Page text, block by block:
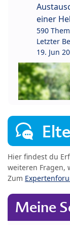
einer
590
Letzter
19. Jun
Hier findest du
weiteren Fragen,
Zum
Meine